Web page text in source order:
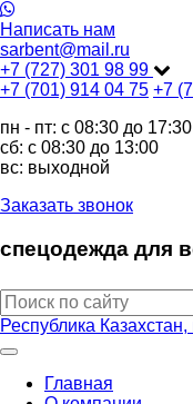
Написать нам
sarbent@mail.ru
+7 (727) 301 98 99
+7 (701) 914 04 75 +7
пн - пт: c 08:30 до 17:30
сб: c 08:30 до 13:00
вс: выходной
Заказать звонок
спецодежда для
Республика
Главная